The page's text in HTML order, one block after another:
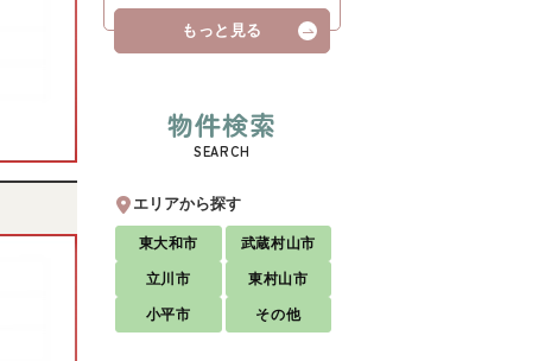
もっと見る
物件検索
SEARCH
エリアから探す
東大和市 武蔵村山市
立川市 東村山市
小平市 その他